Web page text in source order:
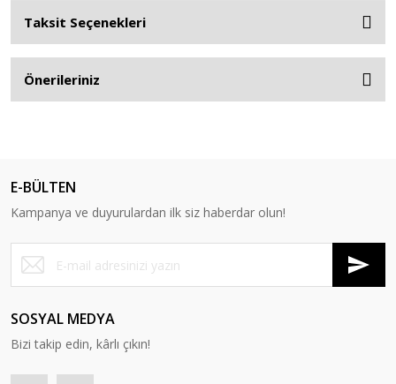
Taksit Seçenekleri
Önerileriniz
E-BÜLTEN
Kampanya ve duyurulardan ilk siz haberdar olun!
SOSYAL MEDYA
Bizi takip edin, kârlı çıkın!